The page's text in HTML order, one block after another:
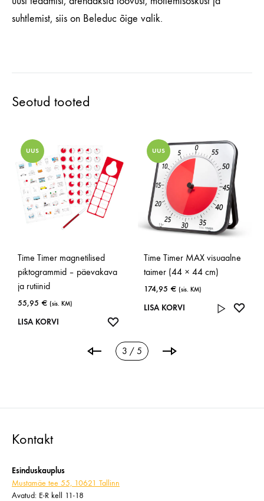
suhtlemist, siis on Beleduc õige valik.
Seotud tooted
UUS
Time Timer magnetilised
piktogrammid – päevakava
ja rutiinid
55,95 € (sis. KM)
LISA KORVI
UUS
Time Timer MAX visuaalne
taimer (44 × 44 cm)
174,95 € (sis. KM)
LISA KORVI
3 / 5
Kontakt
Esinduskauplus
Mustamäe tee 55, 10621 Tallinn
Avatud: E-R kell 11-18